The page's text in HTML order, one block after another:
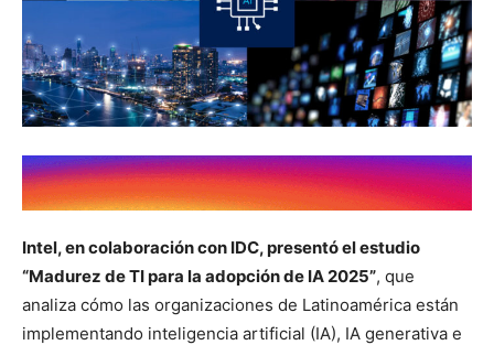
Intel, en colaboración con IDC, presentó el estudio
“Madurez de TI para la adopción de IA 2025”, que
analiza cómo las organizaciones de Latinoamérica están
implementando inteligencia artificial (IA), IA generativa e